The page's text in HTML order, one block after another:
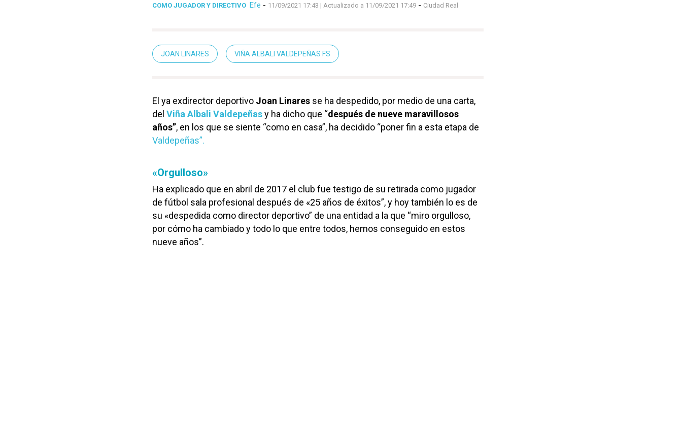
COMO JUGADOR Y DIRECTIVO Efe - 11/09/2021 17:43 | Actualizado a 11/09/2021 17:49 - Ciudad Real
JOAN LINARES VIÑA ALBALI VALDEPEÑAS FS
El ya exdirector deportivo Joan Linares se ha despedido, por medio de una carta,
del Viña Albali Valdepeñasy ha dicho que “después de nueve maravillosos
años”, en los que se siente “como en casa”, ha decidido “poner fin a esta etapa de
Valdepeñas”.
«Orgulloso»
Ha explicado que en abril de 2017 el club fue testigo de su retirada como jugador
de fútbol sala profesional después de «25 años de éxitos”, y hoy también lo es de
su «despedida como director deportivo” de una entidad a la que “miro orgulloso,
por cómo ha cambiado y todo lo que entre todos, hemos conseguido en estos
nueve años”.